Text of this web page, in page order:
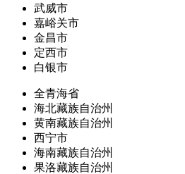
武威市
嘉峪关市
金昌市
定西市
白银市
全青海省
海北藏族自治州
黄南藏族自治州
西宁市
海南藏族自治州
果洛藏族自治州